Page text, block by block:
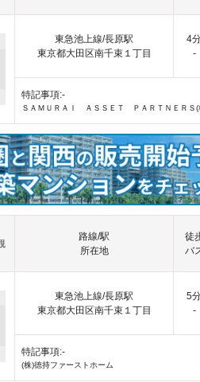
東急池上線/長原駅
東京都大田区南千束１丁目
4
-
特記事項:-
ＳＡＭＵＲＡＩ ＡＳＳＥＴ ＰＡＲＴＮＥＲＳ(
路線/駅
所在地
徒
バ
東急池上線/長原駅
東京都大田区南千束１丁目
5
-
特記事項:-
(株)徳持ファーストホーム